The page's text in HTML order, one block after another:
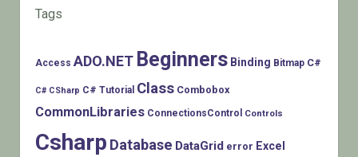
Tags
Access ADO.NET Beginners Binding Bitmap C#
C# CSharp C# Tutorial Class Combobox
CommonLibraries ConnectionsControl Controls
Csharp Database DataGrid error Excel